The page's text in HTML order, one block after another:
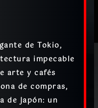
de Tokio,
impecable
arte y cafés
de compras,
de Japón: un